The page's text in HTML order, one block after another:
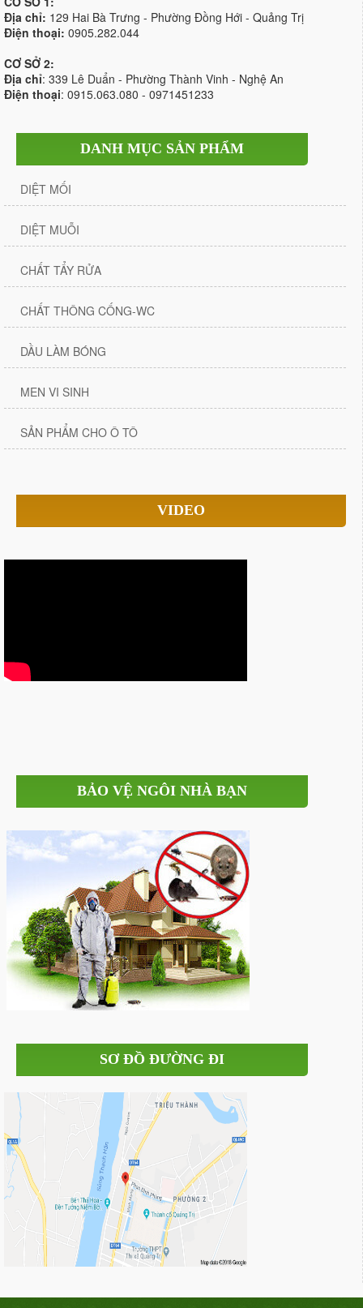
Địa chỉ: 129 Hai Bà Trưng - Phường Đồng Hới - Quảng Trị
Điện thoại: 0905.282.044
CƠ SỞ 2:
Địa chỉ: 339 Lê Duẩn - Phường Thành Vinh - Nghệ An
Điện thoại: 0915.063.080 - 0971451233
DANH MỤC SẢN PHẨM
DIỆT MỐI
DIỆT MUỖI
CHẤT TẨY RỬA
CHẤT THÔNG CỐNG-WC
DẦU LÀM BÓNG
MEN VI SINH
SẢN PHẨM CHO Ô TÔ
VIDEO
BẢO VỆ NGÔI NHÀ BẠN
SƠ ĐỒ ĐƯỜNG ĐI